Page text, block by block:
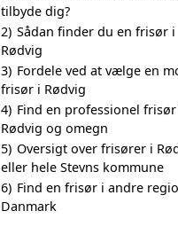
tilbyde dig?
2) Sådan finder du en frisør i
Rødvig
3) Fordele ved at vælge en
frisør i Rødvig
4) Find en professionel
Rødvig og omegn
5) Oversigt over frisører i
eller hele Stevns kommune
6) Find en frisør i andre
Danmark